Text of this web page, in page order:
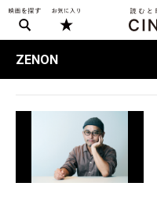
ZENON